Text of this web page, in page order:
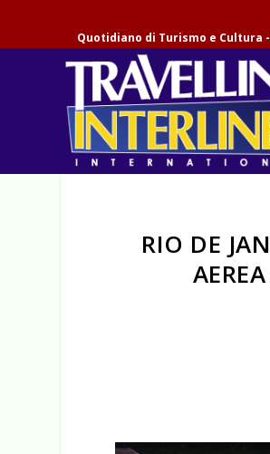
Quotidiano di Turismo e Cultura -
RIO DE